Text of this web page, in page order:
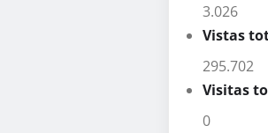
3.026
Vistas
295.702
Visitas
0